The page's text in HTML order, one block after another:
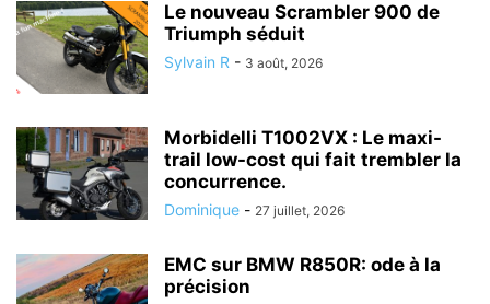
Le nouveau Scrambler 900 de
Triumph séduit
Sylvain R - 3 août, 2026
Morbidelli T1002VX : Le maxi-
trail low-cost qui fait trembler la
concurrence.
Dominique - 27 juillet, 2026
EMC sur BMW R850R: ode à la
précision